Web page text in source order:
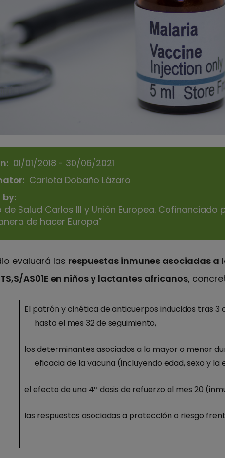
01/01/2018 - 30/06/2021
Carlota Dobaño Lázaro
by
Salud Carlos III y Unión Europea. Cofinanciado
de hacer Europa”
evaluará las respuestas inmunes asociadas a
AS01E en niños y lactantes africanos,
El patrón y cinética de anticuerpos inducidos tras 3
hasta el mes 32 de seguimiento,
los determinantes asociados a la mayor o menor
eficacia de la vacuna (incluyendo edad, sexo y la
el efecto de una 4ª dosis de refuerzo al mes 20
las respuestas asociadas a protección o riesgo